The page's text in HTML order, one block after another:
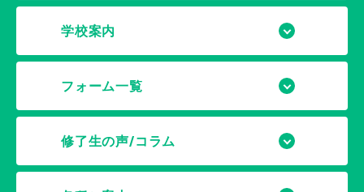
学校案内
フォーム一覧
修了生の声/コラム